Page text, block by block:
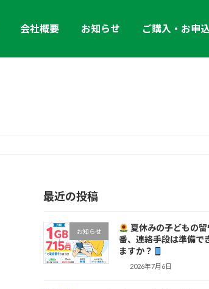
会社概要 お知らせ ご購入・お申
最近の投稿
お知らせ
夏休みの子どもの留
番、連絡手段は準備で
ますか？
2026年7月6日